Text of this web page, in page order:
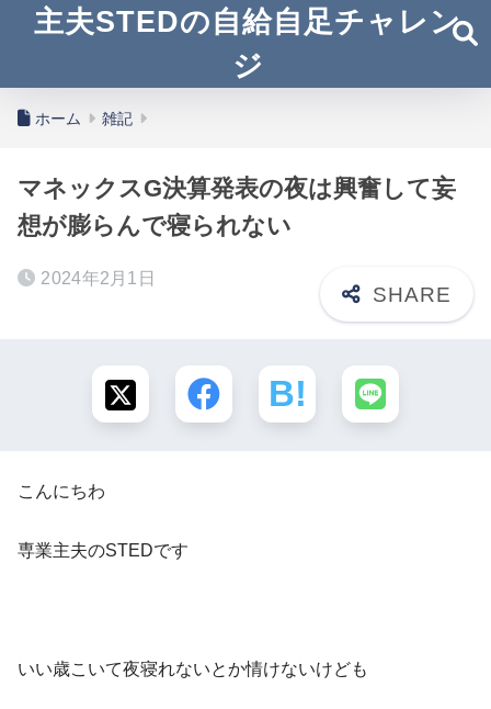
主夫STEDの自給自足チャレン
ジ
ホーム 雑記
マネックスG決算発表の夜は興奮して妄
想が膨らんで寝られない
2024年2月1日
こんにちわ
専業主夫のSTEDです
いい歳こいて夜寝れないとか情けないけども